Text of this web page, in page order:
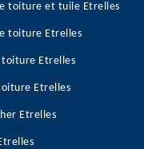
toiture et tuile Etrelles
toiture Etrelles
toiture Etrelles
Etrelles
Etrelles